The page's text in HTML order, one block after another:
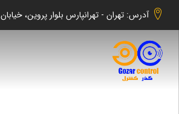
آدرس: تهران - تهرانپارس بلوار پروین، خیابان 196 شرقی،خیابان شادالویی جنوبی کوچه شهابی پلاک 140 واحد 2 -گذر کنترل